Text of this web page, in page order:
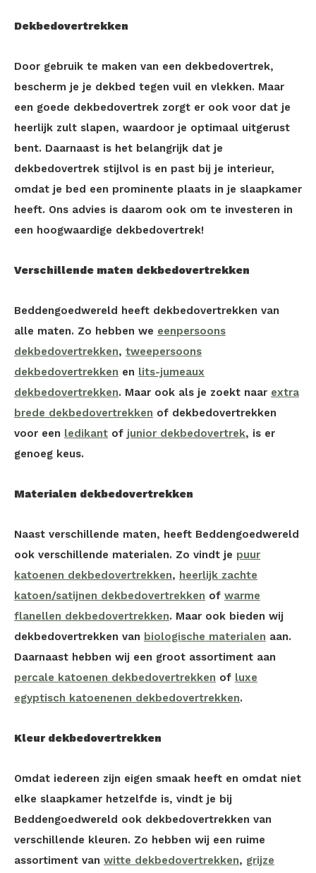
Dekbedovertrekken
Door gebruik te maken van een dekbedovertrek,
bescherm je je dekbed tegen vuil en vlekken. Maar
een goede dekbedovertrek zorgt er ook voor dat je
heerlijk zult slapen, waardoor je optimaal uitgerust
bent. Daarnaast is het belangrijk dat je
dekbedovertrek stijlvol is en past bij je interieur,
omdat je bed een prominente plaats in je slaapkamer
heeft. Ons advies is daarom ook om te investeren in
een hoogwaardige dekbedovertrek!
Verschillende maten dekbedovertrekken
Beddengoedwereld heeft dekbedovertrekken van
alle maten. Zo hebben we eenpersoons
dekbedovertrekken, tweepersoons
dekbedovertrekken en lits-jumeaux
dekbedovertrekken. Maar ook als je zoekt naar extra
brede dekbedovertrekken of dekbedovertrekken
voor een ledikant of junior dekbedovertrek, is er
genoeg keus.
Materialen dekbedovertrekken
Naast verschillende maten, heeft Beddengoedwereld
ook verschillende materialen. Zo vindt je puur
katoenen dekbedovertrekken, heerlijk zachte
katoen/satijnen dekbedovertrekken of warme
flanellen dekbedovertrekken. Maar ook bieden wij
dekbedovertrekken van biologische materialen aan.
Daarnaast hebben wij een groot assortiment aan
percale katoenen dekbedovertrekken of luxe
egyptisch katoenenen dekbedovertrekken.
Kleur dekbedovertrekken
Omdat iedereen zijn eigen smaak heeft en omdat niet
elke slaapkamer hetzelfde is, vindt je bij
Beddengoedwereld ook dekbedovertrekken van
verschillende kleuren. Zo hebben wij een ruime
assortiment van witte dekbedovertrekken, grijze